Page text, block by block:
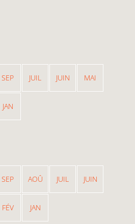
SEP JUIL JUIN MAI
JAN
SEP AOÛ JUIL JUIN
FÉV JAN